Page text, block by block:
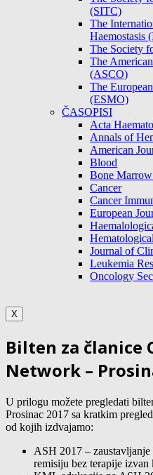
(SITC)
The
Haemostasis
The Society
The
(ASCO)
The
(ESMO)
ČASOPISI
Acta
Annals of
American
Blood
Bone
Cancer
Cancer
European
Journal of
Leukemia
Oncology
X
Bilten za članice
Network –
U prilogu možete pregledati
Prosinac 2017 sa kratkim
od kojih izdvajamo:
ASH 2017 –
remisiju bez terapije